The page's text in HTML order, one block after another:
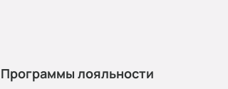
Программы лояльности